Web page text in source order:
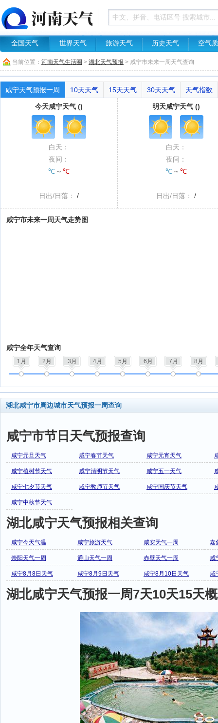
全国天气 世界天气 旅游天气 历史天气 空气
当前位置： 河南天气生活圈 > 湖北天气预报 > 咸宁市未来一周天气查询
咸宁天气预报一周 10天天气 15天天气 30天天气 天气指数
今天咸宁天气 ()
白天：
夜间：
℃ ~ ℃
日出/日落： /
明天咸宁天气 ()
白天：
夜间：
℃ ~ ℃
日出/日落： /
咸宁市未来一周天气走势图
咸宁全年天气查询
1月 2月 3月 4月 5月 6月 7月 8月
湖北咸宁市周边城市天气预报一周查询
咸宁市节日天气预报查询
咸宁元旦天气 咸宁春节天气 咸宁元宵天气
咸宁植树节天气 咸宁清明节天气 咸宁五一天气
咸宁七夕节天气 咸宁教师节天气 咸宁国庆节天气
咸宁中秋节天气
湖北咸宁天气预报相关查询
咸宁今天气温 咸宁旅游天气 咸安天气一周 嘉
崇阳天气一周 通山天气一周 赤壁天气一周 咸
咸宁8月8日天气 咸宁8月9日天气 咸宁8月10日天气 咸
湖北咸宁天气预报一周7天10天15天